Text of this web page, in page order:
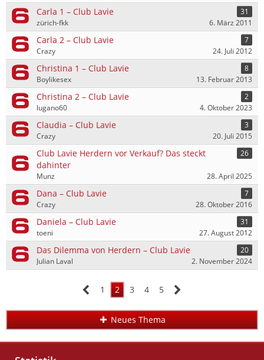
Carla 1 – Club Lavie
31
zürich-fkk
6. März 2011
Carla 2 – Club Lavie
7
Crazy
24. Juli 2012
Christina 1 – Club Lavie
8
Boylikesex
13. Februar 2013
Christina 2 – Club Lavie
2
lugano60
4. Oktober 2023
Claudia – Club Lavie
3
Crazy
20. Juli 2015
Club Lavie Herdern vor Verkauf? Das steckt
dahinter
26
Munz 28. April 2025
Dana – Club Lavie
7
Crazy
28. Oktober 2016
Daniela – Club Lavie
31
toeni
27. August 2012
Das Dilemma von Herdern – Club Lavie
20
Julian Laval
2. November 2024
1 2 3 4 5
Neues Thema